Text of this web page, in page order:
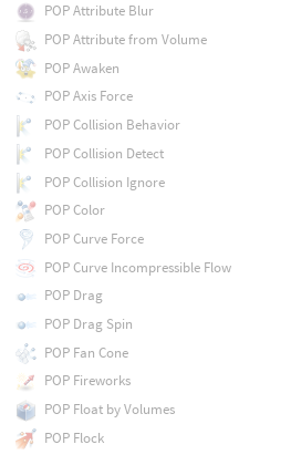
POP Attribute Blur
POP Attribute from Volume
POP Awaken
POP Axis Force
POP Collision Behavior
POP Collision Detect
POP Collision Ignore
POP Color
POP Curve Force
POP Curve Incompressible Flow
POP Drag
POP Drag Spin
POP Fan Cone
POP Fireworks
POP Float by Volumes
POP Flock